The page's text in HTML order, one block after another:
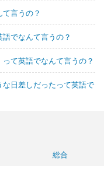
言うの？
でなんて言うの？
て英語でなんて言うの？
日差しだったって英語で
総合